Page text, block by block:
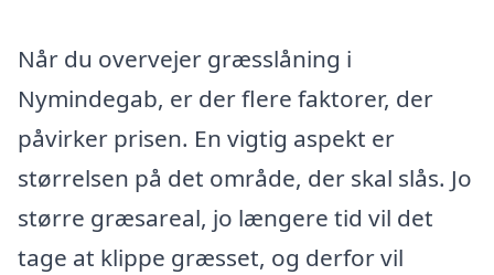
Når du overvejer græsslåning i
Nymindegab, er der flere faktorer, der
påvirker prisen. En vigtig aspekt er
størrelsen på det område, der skal slås. Jo
større græsareal, jo længere tid vil det
tage at klippe græsset, og derfor vil